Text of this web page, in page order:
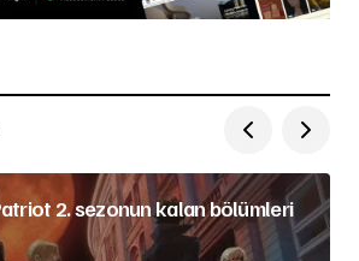
2. sezonun kalan bölümleri